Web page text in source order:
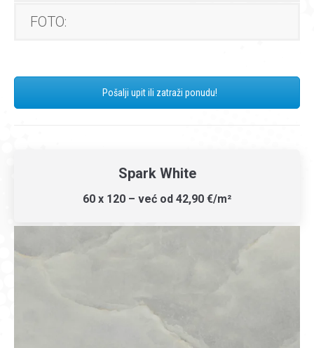
FOTO:
Pošalji upit ili zatraži ponudu!
Spark White
60 x 120 – već od 42,90 €/m²